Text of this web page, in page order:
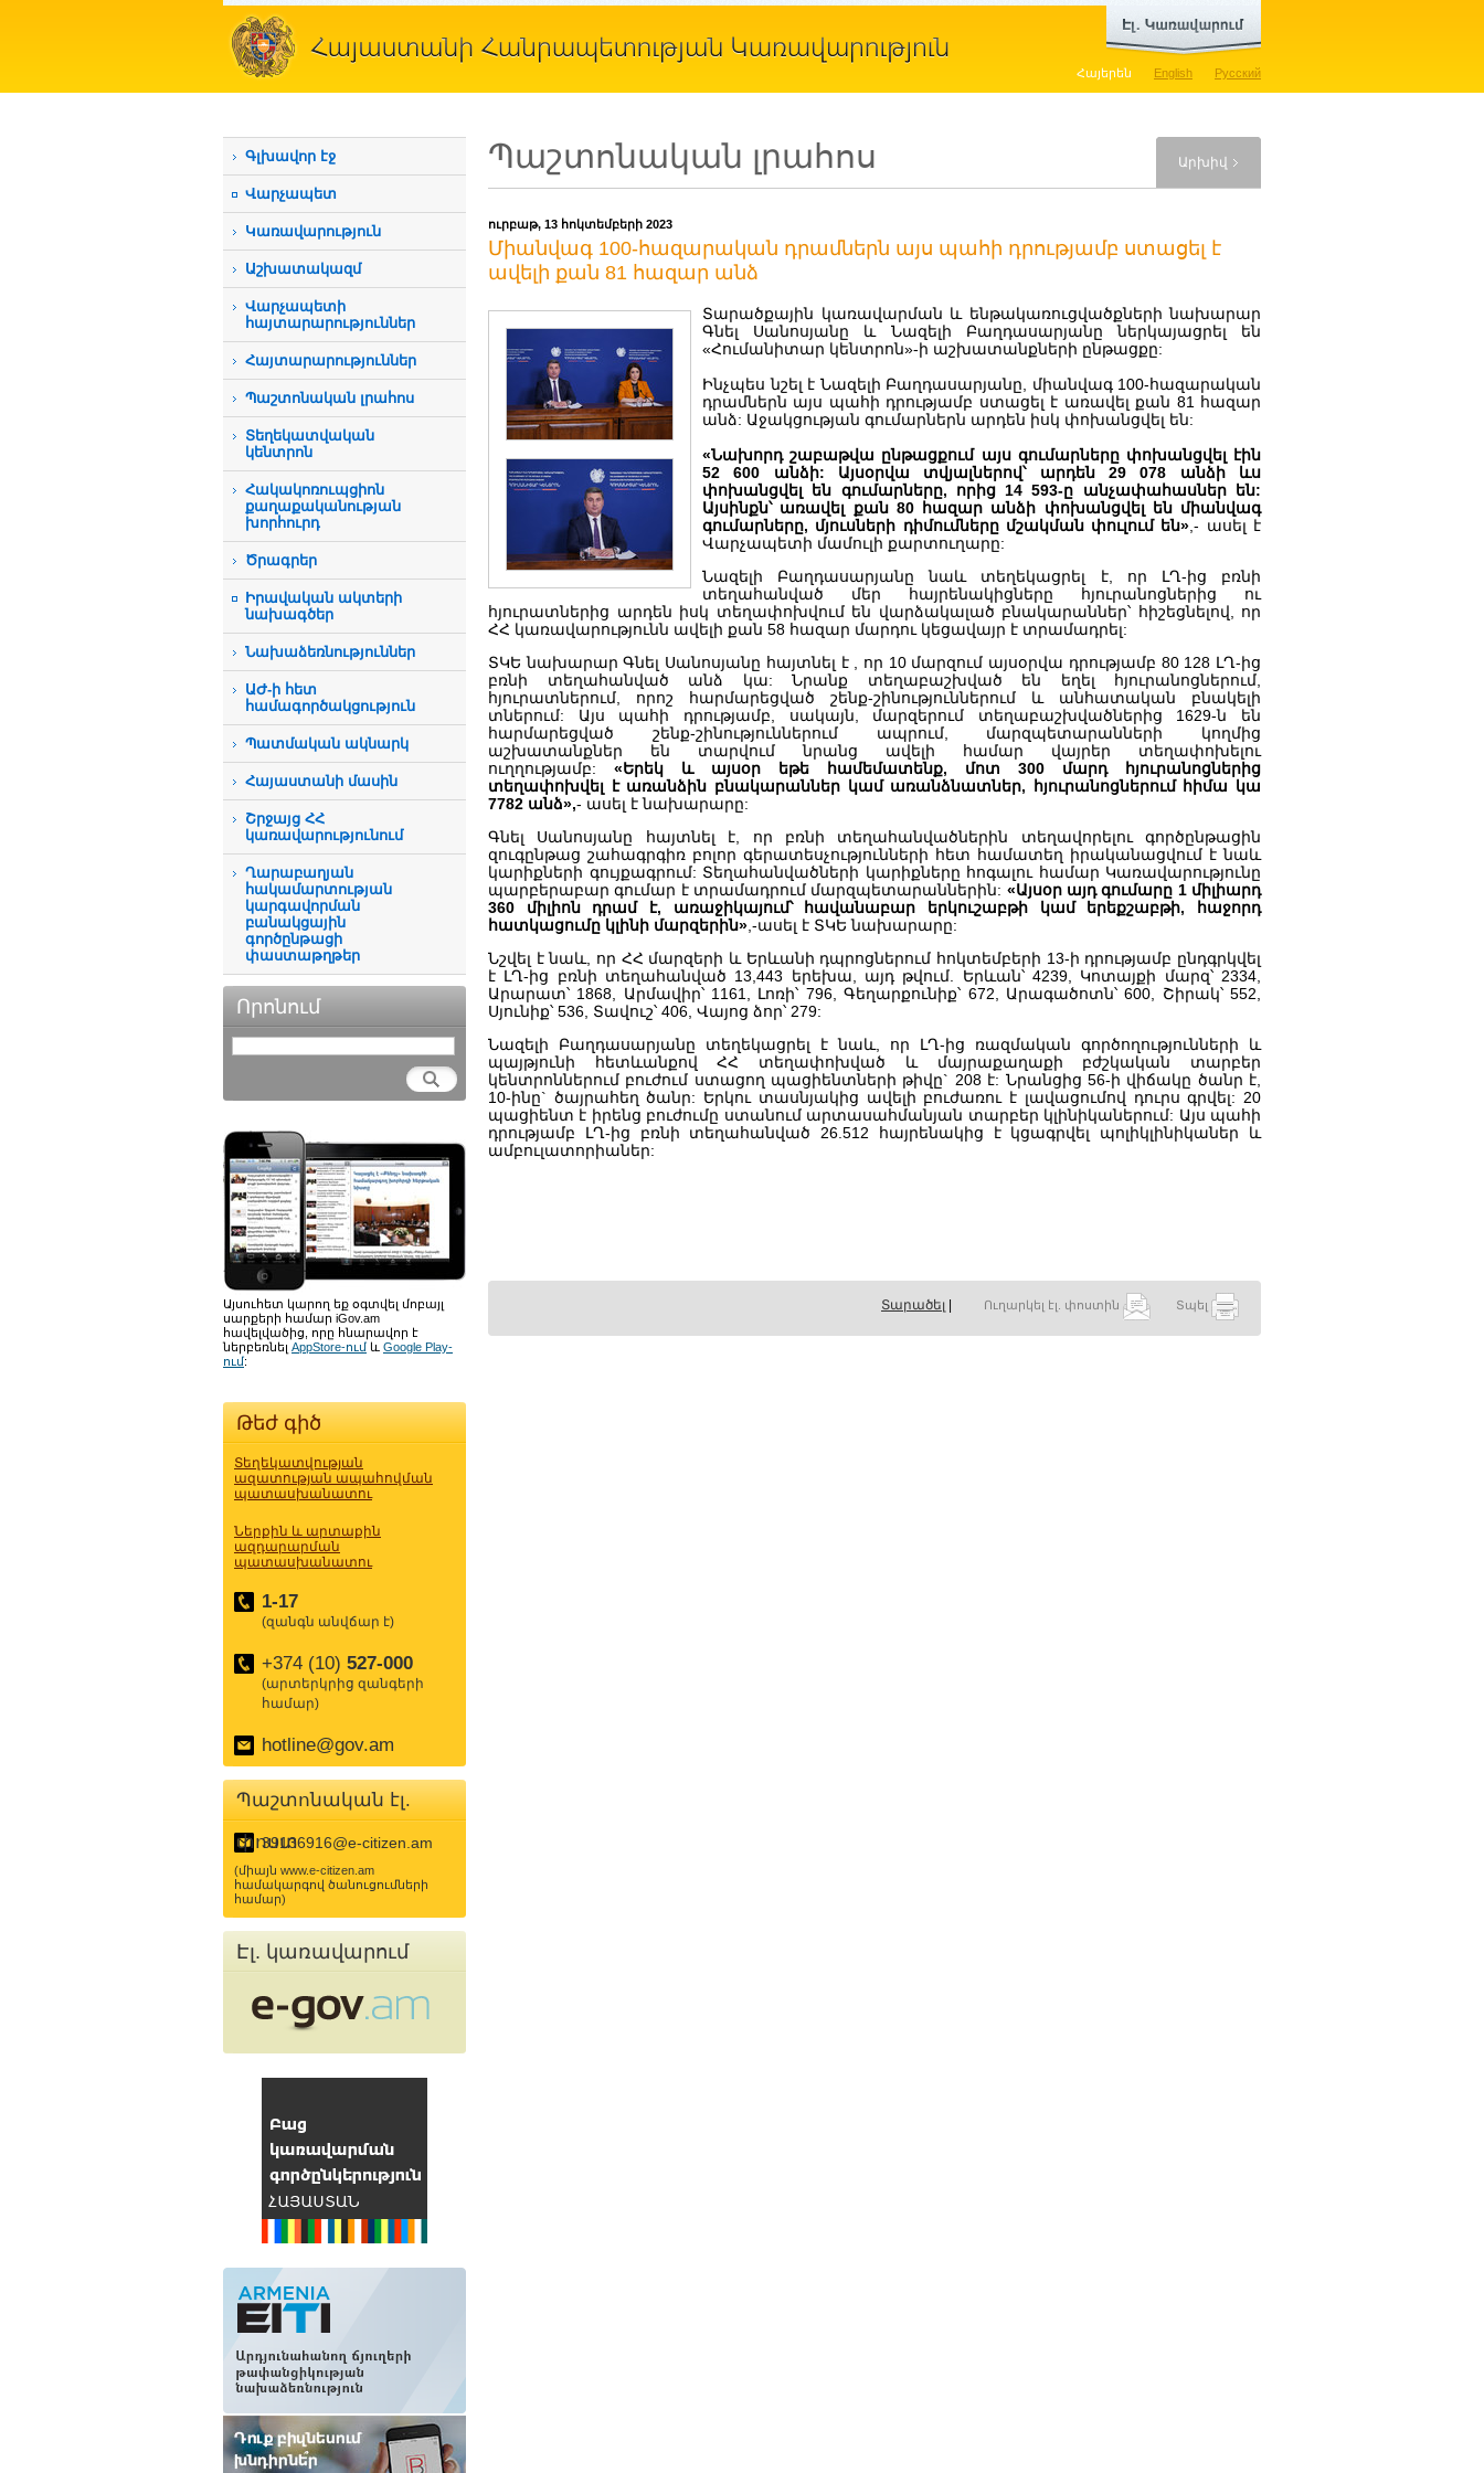
Հայերեն English Русский
Գլխավոր էջ
Վարչապետ
Կառավարություն
Աշխատակազմ
Վարչապետի
հայտարարություններ
Հայտարարություններ
Պաշտոնական լրահոս
Տեղեկատվական
կենտրոն
Հակակոռուպցիոն
քաղաքականության
խորհուրդ
Ծրագրեր
Իրավական ակտերի
նախագծեր
Նախաձեռնություններ
ԱԺ-ի հետ
համագործակցություն
Պատմական ակնարկ
Հայաստանի մասին
Շրջայց ՀՀ
կառավարությունում
Ղարաբաղյան
հակամարտության
կարգավորման
բանակցային
գործընթացի
փաստաթղթեր
Որոնում
Այսուհետ կարող եք օգտվել մոբայլ
սարքերի համար iGov.am
հավելվածից, որը հնարավոր է
ներբեռնել AppStore-ում և Google Play-
ում:
Թեժ գիծ
Տեղեկատվության
ազատության ապահովման
պատասխանատու
Ներքին և արտաքին
ազդարարման
պատասխանատու
1-17
(զանգն անվճար է)
+374 (10) 527-000
(արտերկրից զանգերի
համար)
hotline@gov.am
Պաշտոնական էլ.
փոստ
39136916@e-citizen.am
(միայն www.e-citizen.am
համակարգով ծանուցումների
համար)
Էլ. կառավարում
Պաշտոնական լրահոս Արխիվ
ուրբաթ, 13 հոկտեմբերի 2023
Միանվագ 100-հազարական դրամներն այս պահի դրությամբ ստացել է
ավելի քան 81 հազար անձ
Տարածքային կառավարման և ենթակառուցվածքների նախարար
Գնել Սանոսյանը և Նազելի Բաղդասարյանը ներկայացրել են
«Հումանիտար կենտրոն»-ի աշխատանքների ընթացքը:
Ինչպես նշել է Նազելի Բաղդասարյանը, միանվագ 100-հազարական
դրամներն այս պահի դրությամբ ստացել է առավել քան 81 հազար
անձ: Աջակցության գումարներն արդեն իսկ փոխանցվել են:
«Նախորդ շաբաթվա ընթացքում այս գումարները փոխանցվել էին
52 600 անձի: Այսօրվա տվյալներով՝ արդեն 29 078 անձի ևս
փոխանցվել են գումարները, որից 14 593-ը անչափահասներ են:
Այսինքն՝ առավել քան 80 հազար անձի փոխանցվել են միանվագ
գումարները, մյուսների դիմումները մշակման փուլում են» ,- ասել է
Վարչապետի մամուլի քարտուղարը:
Նազելի Բաղդասարյանը նաև տեղեկացրել է, որ ԼՂ-ից բռնի
տեղահանված մեր հայրենակիցները հյուրանոցներից ու
հյուրատներից արդեն իսկ տեղափոխվում են վարձակալած բնակարաններ՝ հիշեցնելով, որ
ՀՀ կառավարությունն ավելի քան 58 հազար մարդու կեցավայր է տրամադրել:
ՏԿԵ նախարար Գնել Սանոսյանը հայտնել է , որ 10 մարզում այսօրվա դրությամբ 80 128 ԼՂ-ից
բռնի տեղահանված անձ կա: Նրանք տեղաբաշխված են եղել հյուրանոցներում,
հյուրատներում, որոշ հարմարեցված շենք-շինություններում և անհատական բնակելի
տներում: Այս պահի դրությամբ, սակայն, մարզերում տեղաբաշխվածներից 1629-ն են
հարմարեցված շենք-շինություններում ապրում, մարզպետարանների կողմից
աշխատանքներ են տարվում նրանց ավելի համար վայրեր տեղափոխելու
ուղղությամբ: «Երեկ և այսօր եթե համեմատենք, մոտ 300 մարդ հյուրանոցներից
տեղափոխվել է առանձին բնակարաններ կամ առանձնատներ, հյուրանոցներում հիմա կա
7782 անձ»,- ասել է նախարարը:
Գնել Սանոսյանը հայտնել է, որ բռնի տեղահանվածներին տեղավորելու գործընթացին
զուգընթաց շահագրգիռ բոլոր գերատեսչությունների հետ համատեղ իրականացվում է նաև
կարիքների գույքագրում: Տեղահանվածների կարիքները հոգալու համար Կառավարությունը
պարբերաբար գումար է տրամադրում մարզպետարաններին: «Այսօր այդ գումարը 1 միլիարդ
360 միլիոն դրամ է, առաջիկայում՝ հավանաբար երկուշաբթի կամ երեքշաբթի, հաջորդ
հատկացումը կլինի մարզերին» ,-ասել է ՏԿԵ նախարարը:
Նշվել է նաև, որ ՀՀ մարզերի և Երևանի դպրոցներում հոկտեմբերի 13-ի դրությամբ ընդգրկվել
է ԼՂ-ից բռնի տեղահանված 13,443 երեխա, այդ թվում. Երևան՝ 4239, Կոտայքի մարզ՝ 2334,
Արարատ՝ 1868, Արմավիր՝ 1161, Լոռի՝ 796, Գեղարքունիք՝ 672, Արագածոտն՝ 600, Շիրակ՝ 552,
Սյունիք՝ 536, Տավուշ՝ 406, Վայոց ձոր՝ 279:
Նազելի Բաղդասարյանը տեղեկացրել է նաև, որ ԼՂ-ից ռազմական գործողությունների և
պայթյունի հետևանքով ՀՀ տեղափոխված և մայրաքաղաքի բժշկական տարբեր
կենտրոններում բուժում ստացող պացիենտների թիվը` 208 է: Նրանցից 56-ի վիճակը ծանր է,
10-ինը` ծայրահեղ ծանր: Երկու տասնյակից ավելի բուժառու է լավացումով դուրս գրվել: 20
պացիենտ է իրենց բուժումը ստանում արտասահմանյան տարբեր կլինիկաներում: Այս պահի
դրությամբ ԼՂ-ից բռնի տեղահանված 26.512 հայրենակից է կցագրվել պոլիկլինիկաներ և
ամբուլատորիաներ:
Տարածել Ուղարկել էլ. փոստին Տպել